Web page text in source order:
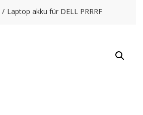
Laptop akku für DELL PRRRF